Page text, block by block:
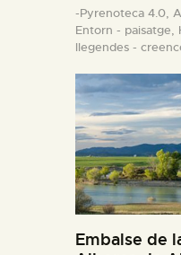
-Pyrenoteca 4.0,
Entorn - paisatge,
llegendes -
Embalse de